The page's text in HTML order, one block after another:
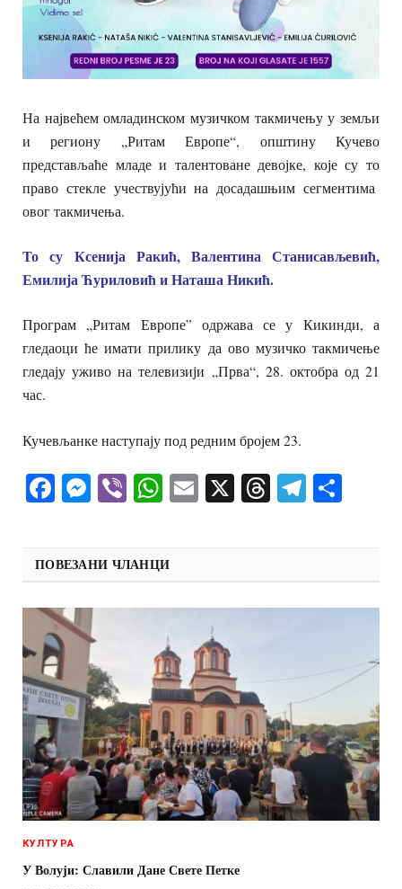
На највећем омладинском музичком такмичењу у земљи
и региону „Ритам Европе“, општину Кучево
представљаће младе и талентоване девојке, које су то
право стекле учествујући на досадашњим сегментима
овог такмичења.
То су Ксенија Ракић, Валентина Станисављевић,
Емилија Ћуриловић и Наташа Никић.
Програм „Ритам Европе” одржава се у Кикинди, а
гледаоци ће имати прилику да ово музичко такмичење
гледају уживо на телевизији „Прва“, 28. октобра од 21
час.
Кучевљанке наступају под редним бројем 23.
Facebook
Messenger
ViberWhatsApp
Email
X Threads
ПОВЕЗАНИ ЧЛАНЦИ
КУЛТУРА
У Волуји: Славили Дане Свете Петке